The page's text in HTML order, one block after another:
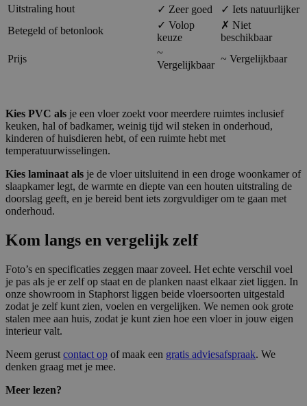
Uitstraling hout
✓ Zeer goed ✓ Iets natuurlijker
Betegeld of betonlook
✓ Volop
keuze
✗ Niet
beschikbaar
Prijs
~
Vergelijkbaar
~ Vergelijkbaar
Kies PVC als je een vloer zoekt voor meerdere ruimtes inclusief
keuken, hal of badkamer, weinig tijd wil steken in onderhoud,
kinderen of huisdieren hebt, of een ruimte hebt met
temperatuurwisselingen.
Kies laminaat als je de vloer uitsluitend in een droge woonkamer of
slaapkamer legt, de warmte en diepte van een houten uitstraling de
doorslag geeft, en je bereid bent iets zorgvuldiger om te gaan met
onderhoud.
Kom langs en vergelijk zelf
Foto’s en specificaties zeggen maar zoveel. Het echte verschil voel
je pas als je er zelf op staat en de planken naast elkaar ziet liggen. In
onze showroom in Staphorst liggen beide vloersoorten uitgestald
zodat je zelf kunt zien, voelen en vergelijken. We nemen ook grote
stalen mee aan huis, zodat je kunt zien hoe een vloer in jouw eigen
interieur valt.
Neem gerust contact op of maak een gratis adviesafspraak. We
denken graag met je mee.
Meer lezen?